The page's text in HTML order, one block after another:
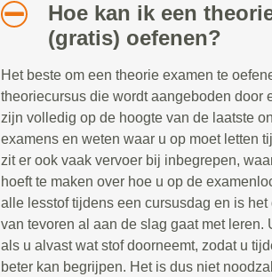
Hoe kan ik een
(gratis) oefenen?
Het beste om een theorie examen te
theoriecursus die wordt aangeboden door
zijn volledig op de hoogte van de laatste
examens en weten waar u op moet letten
zit er ook vaak vervoer bij inbegrepen,
hoeft te maken over hoe u op de
alle lesstof tijdens een cursusdag en is
van tevoren al aan de slag gaat met leren.
als u alvast wat stof doorneemt, zodat u
beter kan begrijpen. Het is dus niet